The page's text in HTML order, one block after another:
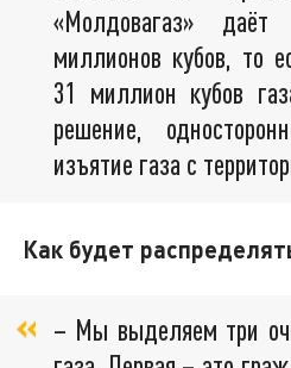
«Молдовагаз»
миллионов кубов, то
31 миллион кубов
решение,
изъятие газа с
Как будет
– Мы выделяем три